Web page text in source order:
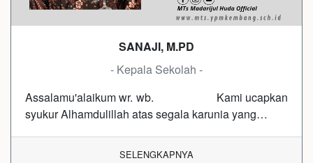
SANAJI, M.PD
- Kepala Sekolah -
Assalamu'alaikum wr. wb. Kami ucapkan
syukur Alhamdulillah atas segala karunia yang…
SELENGKAPNYA